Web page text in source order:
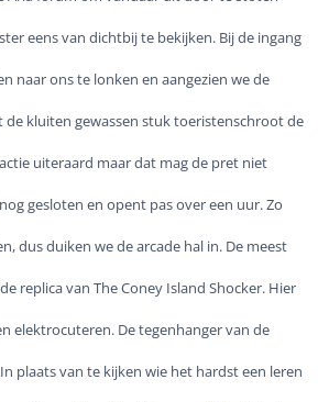
eens van dichtbij te bekijken. Bij de ingang
naar ons te lonken en aangezien we de
de kluiten gewassen stuk toeristenschroot de
uiteraard maar dat mag de pret niet
gesloten en opent pas over een uur. Zo
dus duiken we de arcade hal in. De meest
replica van The Coney Island Shocker. Hier
elektrocuteren. De tegenhanger van de
plaats van te kijken wie het hardst een leren